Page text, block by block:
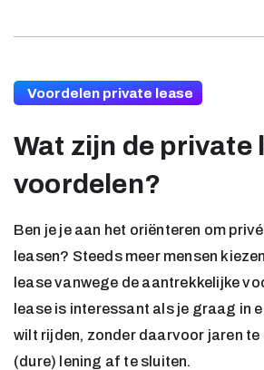
Voordelen private lease
Wat zijn de private
voordelen?
Ben je je aan het oriënteren om
leasen? Steeds meer mensen
lease vanwege de aantrekkelijke
lease is interessant als je graag in
wilt rijden, zonder daarvoor jaren te
(dure) lening af te sluiten.